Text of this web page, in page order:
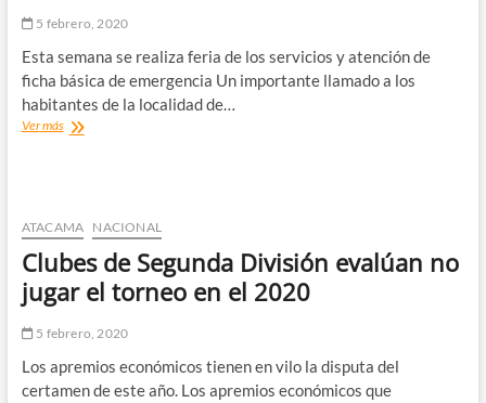
de
Camarón
5 febrero, 2020
Esta semana se realiza feria de los servicios y atención de
ficha básica de emergencia Un importante llamado a los
habitantes de la localidad de…
Ver másUrgente
de
El
Transito
optar
beneficios
ATACAMA NACIONAL
Clubes de Segunda División evalúan no
jugar el torneo en el 2020
5 febrero, 2020
Los apremios económicos tienen en vilo la disputa del
certamen de este año. Los apremios económicos que